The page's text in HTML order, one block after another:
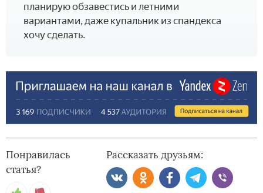
планирую обзавестись и летними
вариантами, даже купальник из спандекса
хочу сделать.
Понравилась
статья?
Рассказать друзьям: